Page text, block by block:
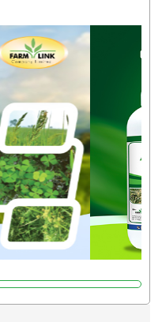
ားစုဖိုးကို လျှော့ချပြီး
တို့ အဆင်ပြေမှာနော် ✔️ဒါ
ကျိုးရစေမယ့်
စ္စည်းတွေကိုပဲ ရွေးချယ်